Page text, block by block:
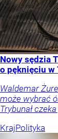
Nowy sędzia
o pęknięciu w
Waldemar
może wybrać
Trybunał
KrajPolityka